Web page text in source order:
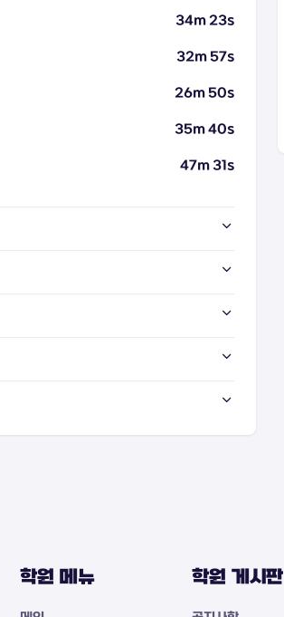
34m 23s
32m 57s
26m 50s
35m 40s
47m 31s
학원 메뉴 학원 게시판